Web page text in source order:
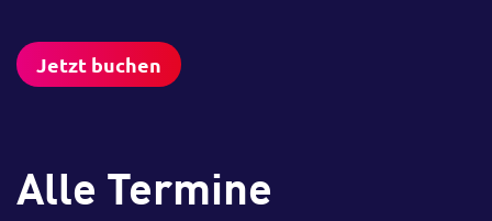
Jetzt buchen
Alle Termine